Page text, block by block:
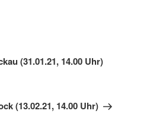
(31.01.21, 14.00 Uhr)
(13.02.21, 14.00 Uhr)